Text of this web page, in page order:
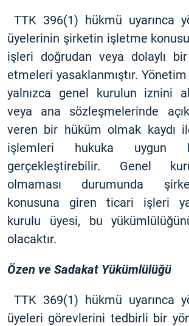
TTK 396(1) hükmü uyarınca
üyelerinin şirketin işletme
işleri doğrudan veya dolaylı
etmeleri yasaklanmıştır.
yalnızca genel kurulun iznini
veya ana sözleşmelerinde
veren bir hüküm olmak kaydı
işlemleri hukuka uygun
gerçekleştirebilir. Genel
olmaması durumunda
konusuna giren ticari işleri
kurulu üyesi, bu
olacaktır.
Özen ve Sadakat Yükümlülüğü
TTK 369(1) hükmü uyarınca
üyeleri görevlerini tedbirli bir